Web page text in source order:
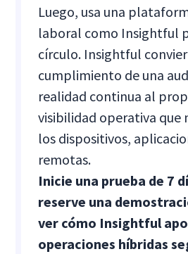
Luego, usa una
laboral como Insightful
círculo. Insightful
cumplimiento de una
realidad continua al
visibilidad operativa que
los dispositivos,
remotas.
Inicie una prueba de 7
reserve una
ver cómo Insightful
operaciones híbridas